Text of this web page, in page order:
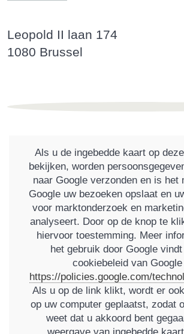
Leopold II laan 174
1080 Brussel
Als u de ingebedde kaart op
bekijken, worden
naar Google verzonden en is het
Google uw bezoeken opslaat en
voor marktonderzoek en
analyseert. Door op de knop te
hiervoor toestemming. Meer
het gebruik door Google
cookiebeleid van
https://policies.google.com/
Als u op de link klikt, wordt er
op uw computer geplaatst, zodat
weet dat u akkoord bent